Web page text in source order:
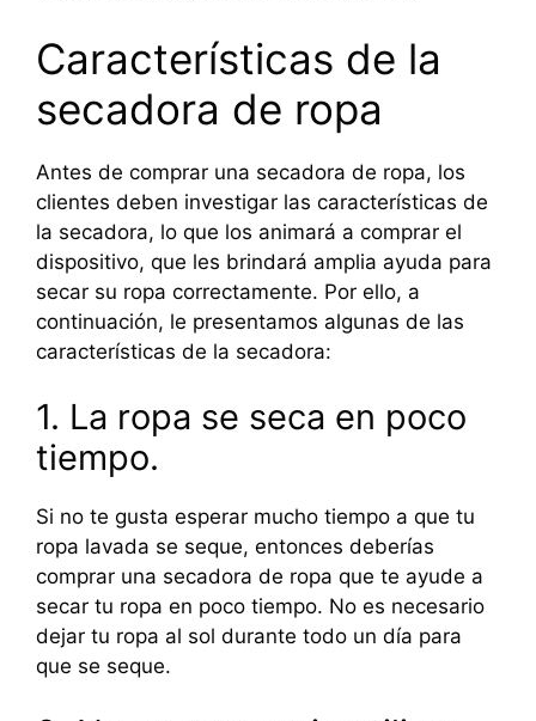
Características de la
secadora de ropa
Antes de comprar una secadora de ropa, los
clientes deben investigar las características de
la secadora, lo que los animará a comprar el
dispositivo, que les brindará amplia ayuda para
secar su ropa correctamente. Por ello, a
continuación, le presentamos algunas de las
características de la secadora:
1. La ropa se seca en poco
tiempo.
Si no te gusta esperar mucho tiempo a que tu
ropa lavada se seque, entonces deberías
comprar una secadora de ropa que te ayude a
secar tu ropa en poco tiempo. No es necesario
dejar tu ropa al sol durante todo un día para
que se seque.